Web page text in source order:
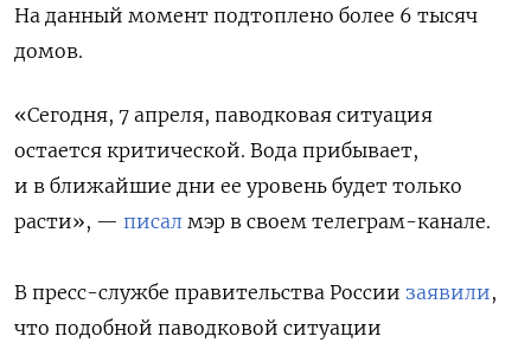
На данный момент подтоплено более 6 тысяч
домов.
«Сегодня, 7 апреля, паводковая ситуация
остается критической. Вода прибывает,
и в ближайшие дни ее уровень будет только
расти», — писал мэр в своем телеграм-канале.
В пресс-службе правительства России заявили,
что подобной паводковой ситуации